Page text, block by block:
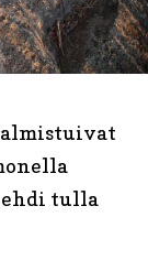
ehdi tulla